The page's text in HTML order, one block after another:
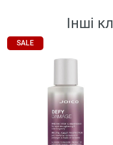
Інші
SALE